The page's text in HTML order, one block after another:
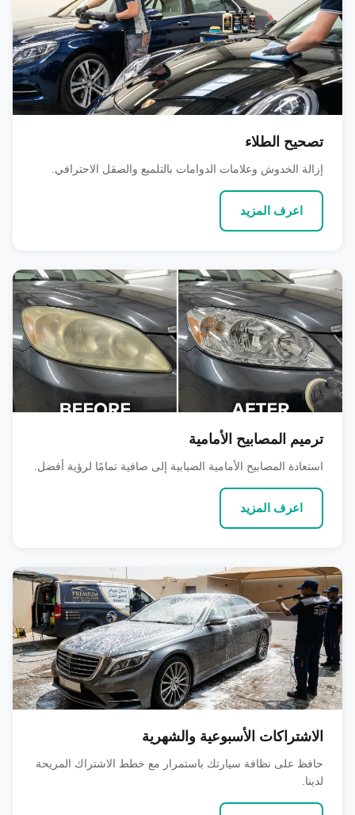
تصحيح الطلاء
إزالة الخدوش وعلامات الدوامات بالتلميع والصقل الاحترافي.
اعرف المزيد
ترميم المصابيح الأمامية
استعادة المصابيح الأمامية الضبابية إلى صافية تمامًا لرؤية أفضل.
اعرف المزيد
الاشتراكات الأسبوعية والشهرية
حافظ على نظافة سيارتك باستمرار مع خطط الاشتراك المريحة
لدينا.